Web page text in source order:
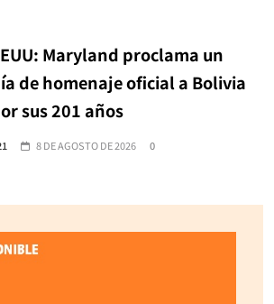
Maryland proclama un
de homenaje oficial a Bolivia
sus 201 años
8 DE AGOSTO DE 2026 0